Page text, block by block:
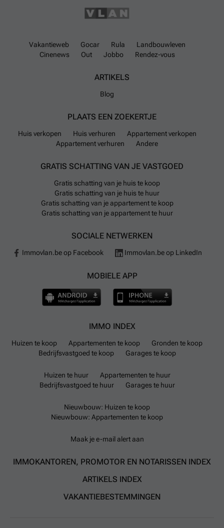
Vakantieweb Gocar Rula
Landbouwleven
Cinenews
Out Jobbo Rendez-vous
ARTIKELS
Blog
PLAATS EEN ZOEKERTJE
Huis verkopen Huis verhuren
Appartement verkopen
Appartement verhuren
Andere
GRATIS SCHATTING VAN JE VASTGOED
Gratis schatting van je huis te koop
Gratis schatting van je huis te huur
Gratis schatting van je appartement te koop
Gratis schatting van je appartement te huur
SOCIALE NETWERKEN
Immovlan.be op Facebook Immovlan.be op LinkedIn
MOBIELE APP
IMMO INDEX
Huizen te koop Appartementen te koop
Gronden te koop
Bedrijfsvastgoed te koop
Garages te koop
Huizen te huur
Appartementen te huur
Bedrijfsvastgoed te huur
Garages te huur
Nieuwbouw: Huizen te koop
Nieuwbouw: Appartementen te koop
Maak je e-mail alert aan
IMMOKANTOREN, PROMOTOR EN NOTARISSEN INDEX
ARTIKELS INDEX
VAKANTIEBESTEMMINGEN